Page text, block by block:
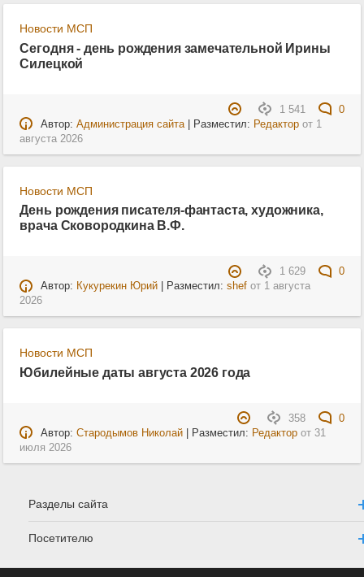
Новости МСП
Сегодня - день рождения замечательной Ирины
Силецкой
1 541
0
Автор: Администрация сайта| Разместил: Редакторот 1
августа 2026
Новости МСП
День рождения писателя-фантаста, художника,
врача Сковородкина В.Ф.
1 629
0
Автор: Кукурекин Юрий| Разместил: shefот 1 августа
2026
Новости МСП
Юбилейные даты августа 2026 года
358
0
Автор: Стародымов Николай| Разместил: Редакторот 31
июля 2026
Разделы сайта
Посетителю